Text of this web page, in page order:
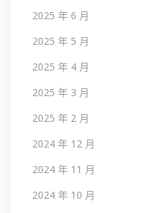
2025 年 6 月
2025 年 5 月
2025 年 4 月
2025 年 3 月
2025 年 2 月
2024 年 12 月
2024 年 11 月
2024 年 10 月